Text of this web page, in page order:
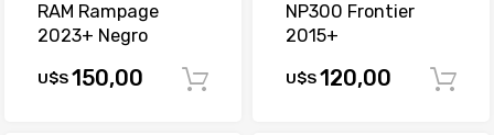
RAM Rampage
2023+ Negro
U$S150,00 Comprar
NP300 Frontier
2015+
U$S120,00